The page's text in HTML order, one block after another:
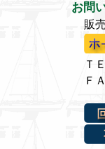
お問
販
Ｔ
Ｆ